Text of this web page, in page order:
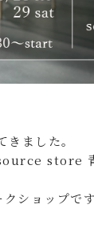
ました。
store
ショップで